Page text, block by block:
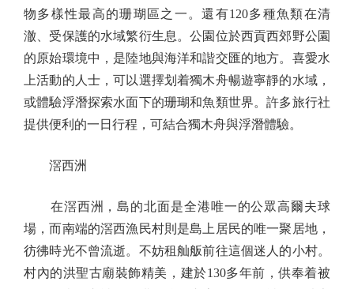
物多樣性最高的珊瑚區之一。還有120多種魚類在清
澈、受保護的水域繁衍生息。公園位於西貢西郊野公園
的原始環境中，是陸地與海洋和諧交匯的地方。喜愛水
上活動的人士，可以選擇划着獨木舟暢遊寧靜的水域，
或體驗浮潛探索水面下的珊瑚和魚類世界。許多旅行社
提供便利的一日行程，可結合獨木舟與浮潛體驗。
滘西洲
在滘西洲，島的北面是全港唯一的公眾高爾夫球
場，而南端的滘西漁民村則是島上居民的唯一聚居地，
彷彿時光不曾流逝。不妨租舢舨前往這個迷人的小村。
村內的洪聖古廟裝飾精美，建於130多年前，供奉着被